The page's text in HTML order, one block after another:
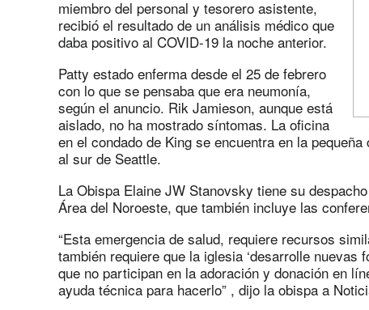
miembro del personal y tesorero asistente,
recibió el resultado de un análisis médico que
daba positivo al COVID-19 la noche anterior.
Patty estado enferma desde el 25 de febrero
con lo que se pensaba que era neumonía,
según el anuncio. Rik Jamieson, aunque está
aislado, no ha mostrado síntomas. La oficina
en el condado de King se encuentra en la
al sur de Seattle.
La Obispa Elaine JW Stanovsky tiene su
Área del Noroeste, que también incluye las
“Esta emergencia de salud, requiere recursos
también requiere que la iglesia ‘desarrolle nuevas
que no participan en la adoración y donación en
ayuda técnica para hacerlo” , dijo la obispa a